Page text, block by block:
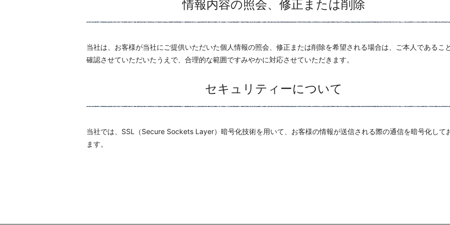
情報内容の照会、修正または削除
当社は、お客様が当社にご提供いただいた個人情報の照会、修正または削除を希望される場合は、ご本人であるこ
確認させていただいたうえで、合理的な範囲ですみやかに対応させていただきます。
セキュリティーについて
当社では、SSL（Secure Sockets Layer）暗号化技術を用いて、お客様の情報が送信される際の通信を暗号化して
ます。